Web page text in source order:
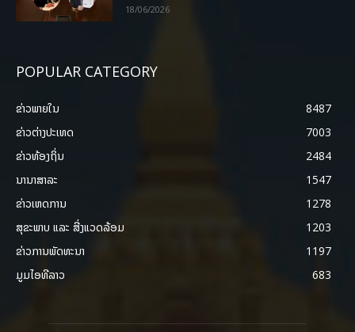
18/06/2026
POPULAR CATEGORY
ຂ່າວພາຍ​ໃນ
8487
ຂ່າວຕ່າງປະເທດ
7003
ຂ່າວທ້ອງຖິ່ນ
2484
ນານາສາລະ
1547
ຂ່າວເຫດການ
1278
ສຸຂະພາບ ແລະ ສີ່ງແວດລ້ອມ
1203
ຂ່າວການພັດທະນາ
1197
ມູມໄອທີລາວ
683